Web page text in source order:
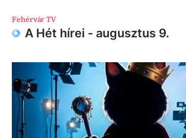
Fehérvár TV
A Hét hírei - augusztus 9.